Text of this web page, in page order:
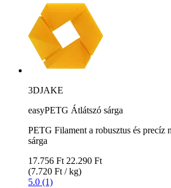
3DJAKE
easyPETG Átlátszó sárga
PETG Filament a robusztus és precíz
sárga
17.756 Ft 22.290 Ft
(7.720 Ft / kg)
5.0 (1)